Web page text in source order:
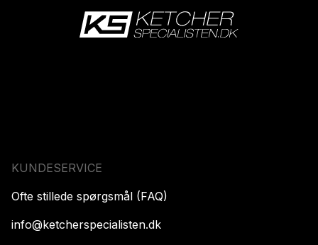
KUNDESERVICE
Ofte stillede spørgsmål (FAQ)
info@ketcherspecialisten.dk